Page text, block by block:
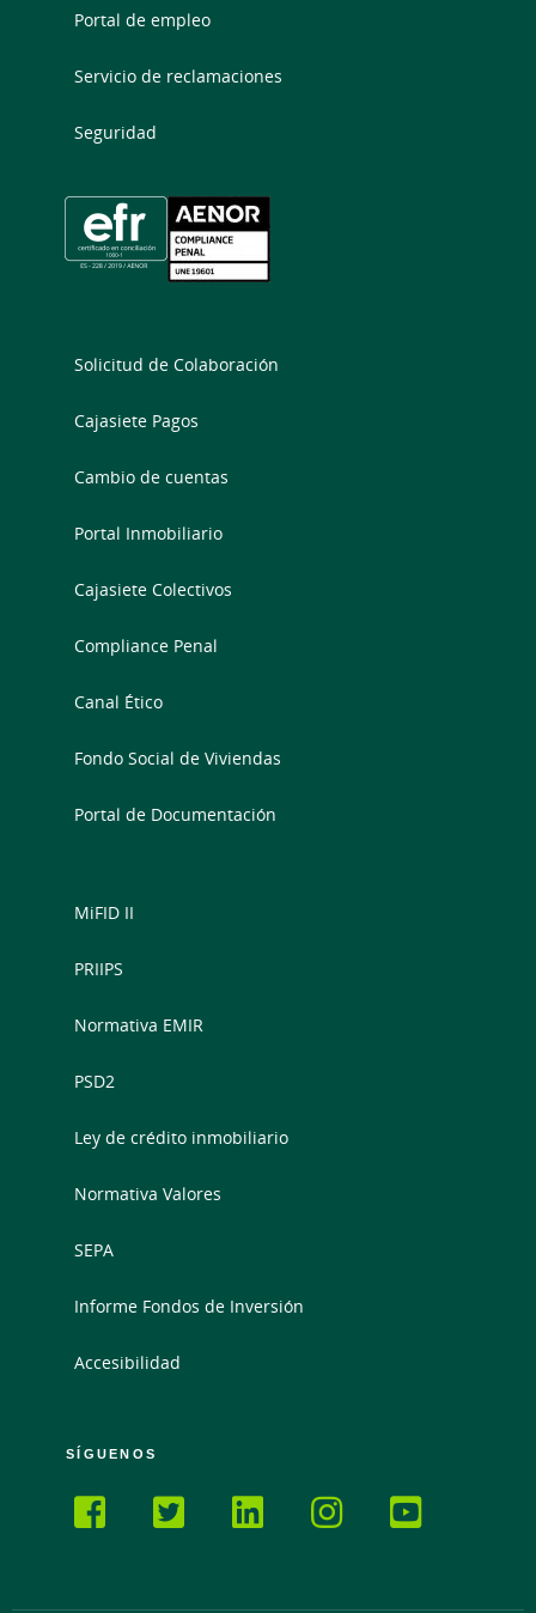
Portal de empleo
Servicio de reclamaciones
Seguridad
Solicitud de Colaboración
Cajasiete Pagos
Cambio de cuentas
Portal Inmobiliario
Cajasiete Colectivos
Compliance Penal
Canal Ético
Fondo Social de Viviendas
Portal de Documentación
MiFID II
PRIIPS
Normativa EMIR
PSD2
Ley de crédito inmobiliario
Normativa Valores
SEPA
Informe Fondos de Inversión
Accesibilidad
SÍGUENOS